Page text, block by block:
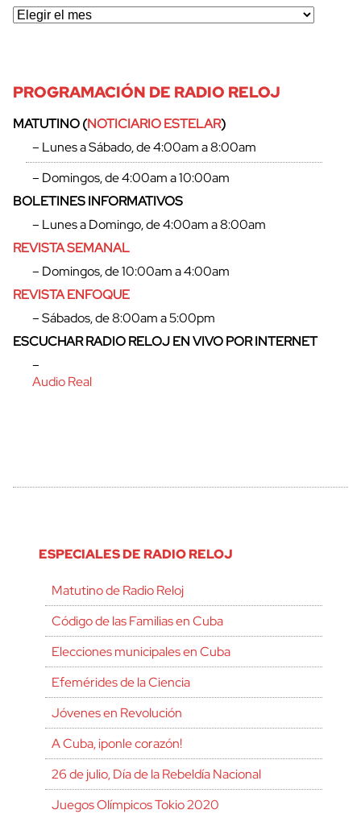
PROGRAMACIÓN DE RADIO RELOJ
MATUTINO (NOTICIARIO ESTELAR)
– Lunes a Sábado, de 4:00am a 8:00am
– Domingos, de 4:00am a 10:00am
BOLETINES INFORMATIVOS
– Lunes a Domingo, de 4:00am a 8:00am
REVISTA SEMANAL
– Domingos, de 10:00am a 4:00am
REVISTA ENFOQUE
– Sábados, de 8:00am a 5:00pm
ESCUCHAR RADIO RELOJ EN VIVO POR INTERNET
–
Audio Real
ESPECIALES DE RADIO RELOJ
Matutino de Radio Reloj
Código de las Familias en Cuba
Elecciones municipales en Cuba
Efemérides de la Ciencia
Jóvenes en Revolución
A Cuba, ¡ponle corazón!
26 de julio, Día de la Rebeldía Nacional
Juegos Olímpicos Tokio 2020